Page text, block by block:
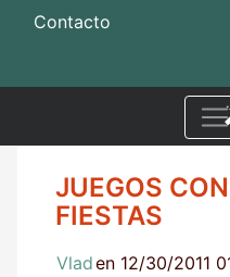
Contacto
JUEGOS
FIESTAS
Vladen 12/30/2011